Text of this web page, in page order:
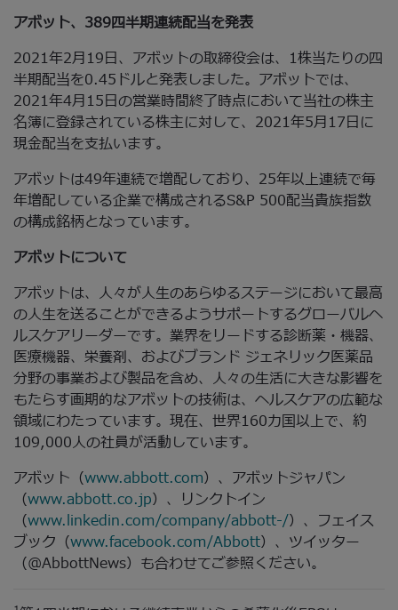
アボット、389四半期連続配当を発表
2021年2月19日、アボットの取締役会は、1株当たりの四
半期配当を0.45ドルと発表しました。アボットでは、
2021年4月15日の営業時間終了時点において当社の株主
名簿に登録されている株主に対して、2021年5月17日に
現金配当を支払います。
アボットは49年連続で増配しており、25年以上連続で毎
年増配している企業で構成されるS&P 500配当貴族指数
の構成銘柄となっています。
アボットについて
アボットは、人々が人生のあらゆるステージにおいて最高
の人生を送ることができるようサポートするグローバルヘ
ルスケアリーダーです。業界をリードする診断薬・機器、
医療機器、栄養剤、およびブランド ジェネリック医薬品
分野の事業および製品を含め、人々の生活に大きな影響を
もたらす画期的なアボットの技術は、ヘルスケアの広範な
領域にわたっています。現在、世界160カ国以上で、約
109,000人の社員が活動しています。
アボット（www.abbott.com）、アボットジャパン
（www.abbott.co.jp）、リンクトイン
（www.linkedin.com/company/abbott-/）、フェイス
ブック（www.facebook.com/Abbott）、ツイッター
（@AbbottNews）も合わせてご参照ください。